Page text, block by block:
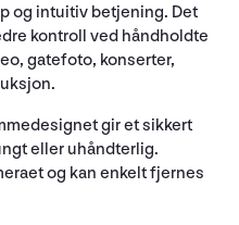
og intuitiv betjening. Det
kontroll ved håndholdte
gatefoto, konserter,
gir et sikkert
eller uhåndterlig.
og kan enkelt fjernes